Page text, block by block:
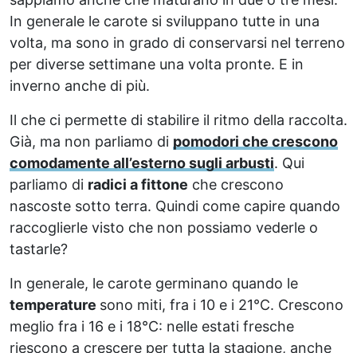
In generale le carote si sviluppano tutte in una
volta, ma sono in grado di conservarsi nel terreno
per diverse settimane una volta pronte. E in
inverno anche di più.
Il che ci permette di stabilire il ritmo della raccolta.
Già, ma non parliamo di pomodori che crescono
comodamente all’esterno sugli arbusti. Qui
parliamo di radici a fittone che crescono
nascoste sotto terra. Quindi come capire quando
raccoglierle visto che non possiamo vederle o
tastarle?
In generale, le carote germinano quando le
temperature sono miti, fra i 10 e i 21°C. Crescono
meglio fra i 16 e i 18°C: nelle estati fresche
riescono a crescere per tutta la stagione, anche